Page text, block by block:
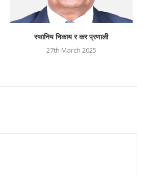
स्थानिय निकाय र कर प्रणाली
27th March 2025